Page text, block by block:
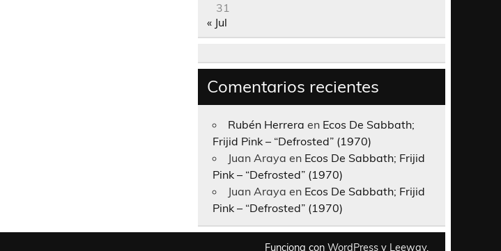
31
« Jul
Comentarios recientes
Rubén Herrera en Ecos De Sabbath;
Frijid Pink – “Defrosted” (1970)
Juan Araya en Ecos De Sabbath; Frijid
Pink – “Defrosted” (1970)
Juan Araya en Ecos De Sabbath; Frijid
Pink – “Defrosted” (1970)
Funciona con WordPress y Leeway.